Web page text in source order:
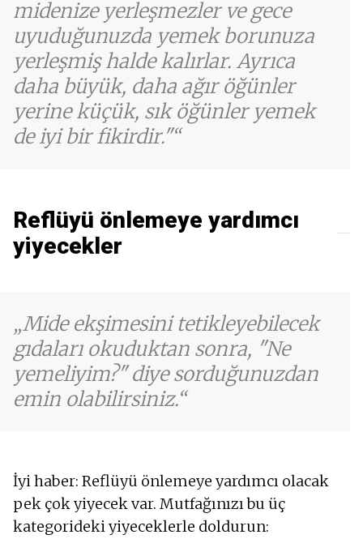
midenize yerleşmezler ve gece
uyuduğunuzda yemek borunuza
yerleşmiş halde kalırlar. Ayrıca
daha büyük, daha ağır öğünler
yerine küçük, sık öğünler yemek
de iyi bir fikirdir."
Reflüyü önlemeye yardımcı
yiyecekler
Mide ekşimesini tetikleyebilecek
gıdaları okuduktan sonra, "Ne
yemeliyim?" diye sorduğunuzdan
emin olabilirsiniz.
İyi haber: Reflüyü önlemeye yardımcı olacak
pek çok yiyecek var. Mutfağınızı bu üç
kategorideki yiyeceklerle doldurun: